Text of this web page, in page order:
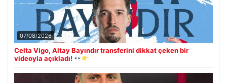
07/08/2026
Celta Vigo, Altay Bayındır transferini dikkat çeken bir
videoyla açıkladı!